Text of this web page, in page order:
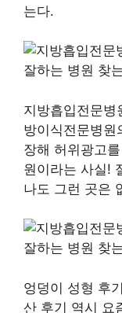
는다.
지방흡입전문병
방이식전문병원
장해 허위광고
원이라는 사실!
나도 그런 곳은
엉덩이 성형 후
산 후기 역시 요